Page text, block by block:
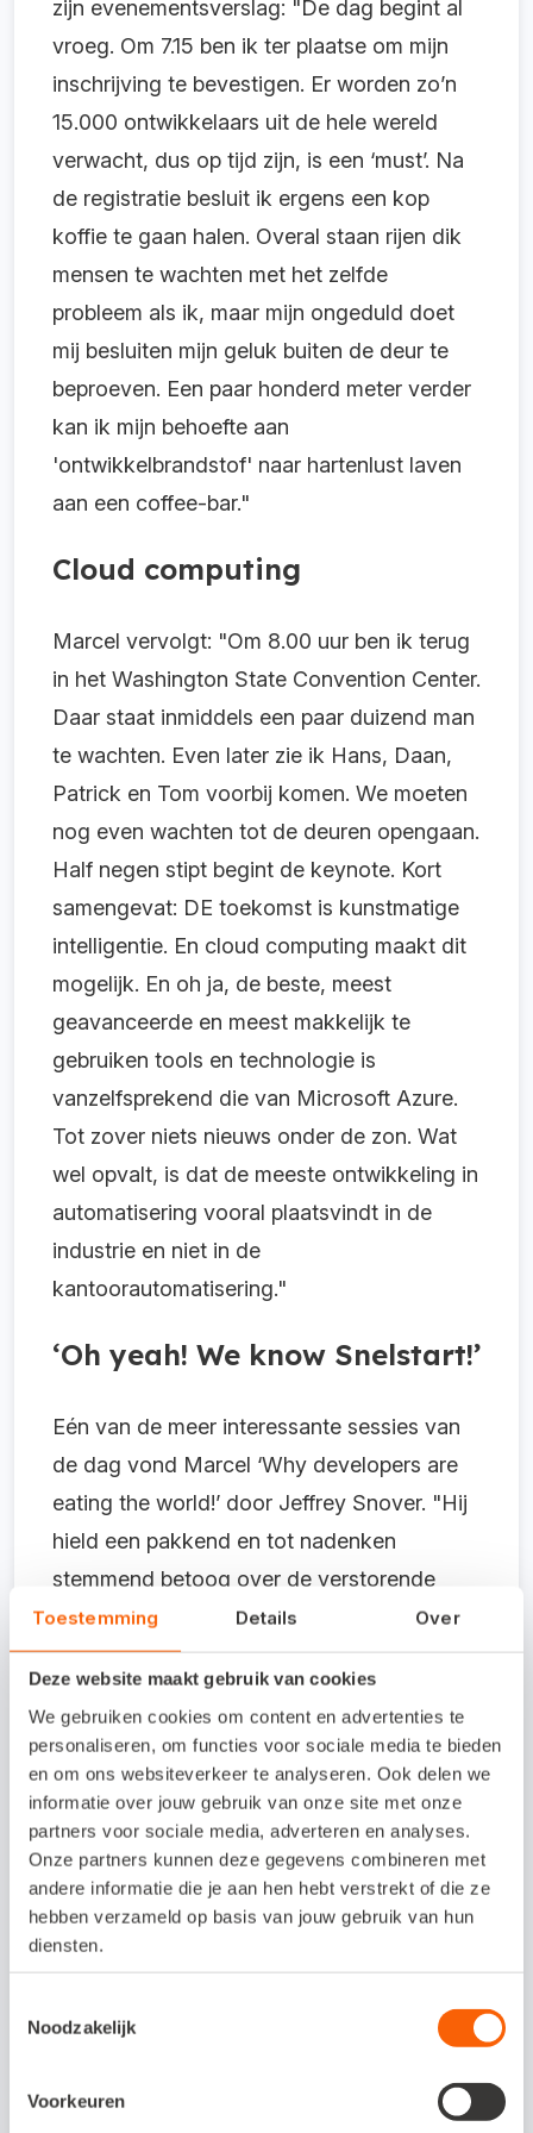
Toestemming Details Over
Deze website maakt gebruik van cookies
We gebruiken cookies om content en advertenties te
personaliseren, om functies voor sociale media te bieden
en om ons websiteverkeer te analyseren. Ook delen we
informatie over jouw gebruik van onze site met onze
partners voor sociale media, adverteren en analyses.
Onze partners kunnen deze gegevens combineren met
andere informatie die je aan hen hebt verstrekt of die ze
hebben verzameld op basis van jouw gebruik van hun
diensten.
Noodzakelijk
Voorkeuren
zijn evenementsverslag: "De dag begint al
vroeg. Om 7.15 ben ik ter plaatse om mijn
inschrijving te bevestigen. Er worden zo’n
15.000 ontwikkelaars uit de hele wereld
verwacht, dus op tijd zijn, is een ‘must’. Na
de registratie besluit ik ergens een kop
koffie te gaan halen. Overal staan rijen dik
mensen te wachten met het zelfde
probleem als ik, maar mijn ongeduld doet
mij besluiten mijn geluk buiten de deur te
beproeven. Een paar honderd meter verder
kan ik mijn behoefte aan
'ontwikkelbrandstof' naar hartenlust laven
aan een coffee-bar."
Cloud computing
Marcel vervolgt: "Om 8.00 uur ben ik terug
in het Washington State Convention Center.
Daar staat inmiddels een paar duizend man
te wachten. Even later zie ik Hans, Daan,
Patrick en Tom voorbij komen. We moeten
nog even wachten tot de deuren opengaan.
Half negen stipt begint de keynote. Kort
samengevat: DE toekomst is kunstmatige
intelligentie. En cloud computing maakt dit
mogelijk. En oh ja, de beste, meest
geavanceerde en meest makkelijk te
gebruiken tools en technologie is
vanzelfsprekend die van Microsoft Azure.
Tot zover niets nieuws onder de zon. Wat
wel opvalt, is dat de meeste ontwikkeling in
automatisering vooral plaatsvindt in de
industrie en niet in de
kantoorautomatisering."
‘Oh yeah! We know Snelstart!’
Eén van de meer interessante sessies van
de dag vond Marcel ‘Why developers are
eating the world!’ door Jeffrey Snover. "Hij
hield een pakkend en tot nadenken
stemmend betoog over de verstorende
gevolgen die software op onze
samenleving heeft en de invloed die wij, als
ontwikkelaars, daarin hebben. Deze spreker
in deze sessie stelde de morele en ethische
aspecten van ons werk aan de kaak. En gaf
hierbij een stuk historische context aan,
plus een aantal handvatten om over na te
denken."
"Ook volgde ik nog een sessie over een
Toen ik na afloop met een aantal mensen
was, vertelde ik wie ‘wij’ zijn (lees: